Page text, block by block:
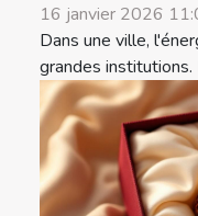
16 janvier 2026
Dans une ville,
grandes institutions.